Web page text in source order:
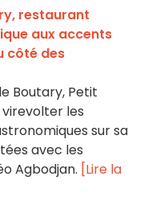
restaurant
aux accents
côté des
Boutary, Petit
les
sur sa
avec les
Agbodjan. [Lire la